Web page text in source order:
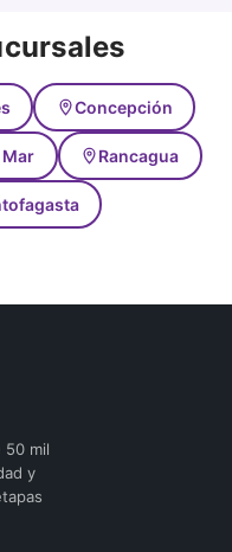
Concepción
Rancagua
50 mil
y